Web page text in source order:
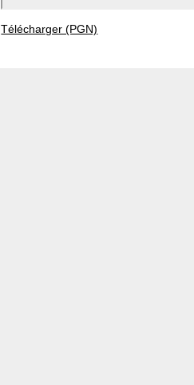
Télécharger (PGN)